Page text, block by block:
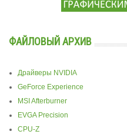
ФАЙЛОВЫЙ АРХИВ
Драйверы NVIDIA
GeForce Experience
MSI Afterburner
EVGA Precision
CPU-Z